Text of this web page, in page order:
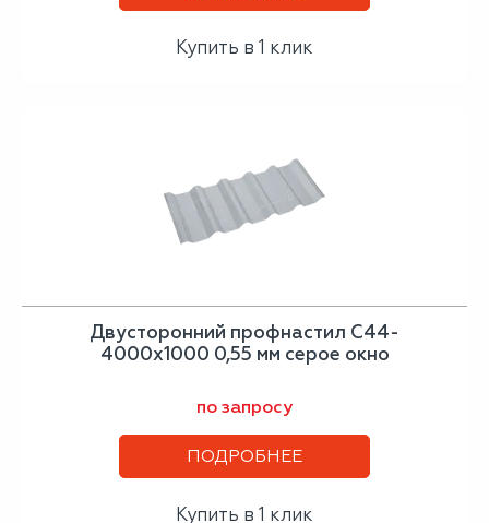
Купить в 1 клик
Двусторонний профнастил С44-
4000х1000 0,55 мм серое окно
по запросу
ПОДРОБНЕЕ
Купить в 1 клик